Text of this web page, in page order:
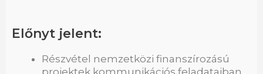
Előnyt jelent:
Részvétel nemzetközi finanszírozású